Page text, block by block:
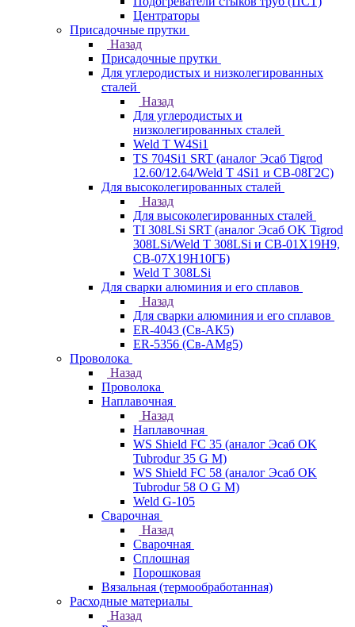
Центраторы
Присадочные прутки
Назад
Присадочные прутки
Для углеродистых и низколегированных
сталей
Назад
Для углеродистых и
низколегированных сталей
Weld T W4Si1
TS 704Si1 SRT (аналог Эсаб Tigrod
12.60/12.64/Weld T 4Si1 и СВ-08Г2С)
Для высоколегированных сталей
Назад
Для высоколегированных сталей
TI 308LSi SRT (аналог Эсаб OK Tigrod
308LSi/Weld T 308LSi и СВ-01Х19Н9,
СВ-07Х19Н10ГБ)
Weld T 308LSi
Для сварки алюминия и его сплавов
Назад
Для сварки алюминия и его сплавов
ER-4043 (Св-АК5)
ER-5356 (Св-АМg5)
Проволока
Назад
Проволока
Наплавочная
Назад
Наплавочная
WS Shield FC 35 (аналог Эсаб OK
Tubrodur 35 G M)
WS Shield FC 58 (аналог Эсаб OK
Tubrodur 58 O G M)
Weld G-105
Сварочная
Назад
Сварочная
Сплошная
Порошковая
Вязальная (термообработанная)
Расходные материалы
Назад